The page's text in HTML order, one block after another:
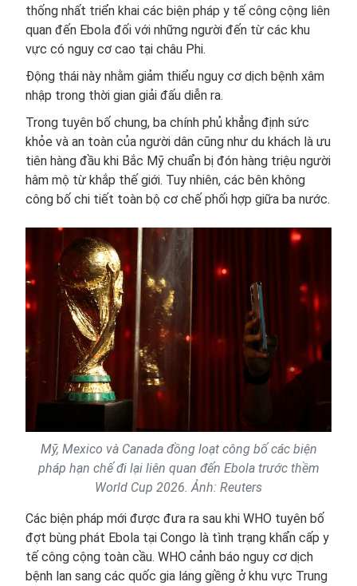
thống nhất triển khai các biện pháp y tế công cộng liên
quan đến Ebola đối với những người đến từ các khu
vực có nguy cơ cao tại châu Phi.
Động thái này nhằm giảm thiểu nguy cơ dịch bệnh xâm
nhập trong thời gian giải đấu diễn ra.
Trong tuyên bố chung, ba chính phủ khẳng định sức
khỏe và an toàn của người dân cũng như du khách là ưu
tiên hàng đầu khi Bắc Mỹ chuẩn bị đón hàng triệu người
hâm mộ từ khắp thế giới. Tuy nhiên, các bên không
công bố chi tiết toàn bộ cơ chế phối hợp giữa ba nước.
Mỹ, Mexico và Canada đồng loạt công bố các biện
pháp hạn chế đi lại liên quan đến Ebola trước thềm
World Cup 2026. Ảnh: Reuters
Các biện pháp mới được đưa ra sau khi WHO tuyên bố
đợt bùng phát Ebola tại Congo là tình trạng khẩn cấp y
tế công cộng toàn cầu. WHO cảnh báo nguy cơ dịch
bệnh lan sang các quốc gia láng giềng ở khu vực Trung